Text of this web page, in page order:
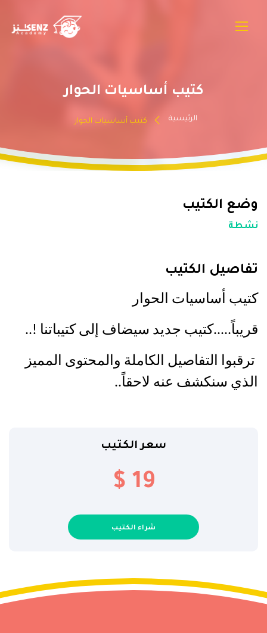
كتيب أساسيات الحوار
الرئيسية كتيب أساسيات الحوار
وضع الكتيب
نشطة
تفاصيل الكتيب
كتيب أساسيات الحوار
قريباً.....كتيب جديد سيضاف إلى كتيباتنا !..
الذي سنكشف عنه لاحقاً..
سعر الكتيب
$ 19
شراء الكتيب